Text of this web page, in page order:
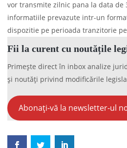
vor transmite zilnic pana la data de
informatiile prevazute intr-un
dispozitie pe perioada tranzitorie
Fii la curent cu noutățile
Primește direct în inbox analize
și noutăți privind modificările
Abonați-vă la newsletter-ul